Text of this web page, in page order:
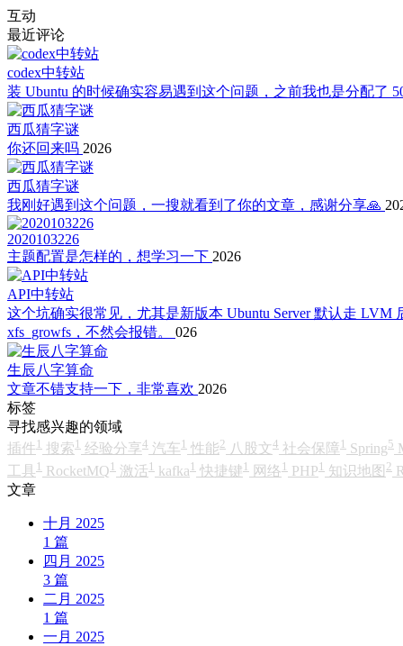
互动
最近评论
codex中转站
装 Ubuntu 的时候确实容易遇到这个问题，之前我也是分配了
西瓜猜字谜
你还回来吗 2026
西瓜猜字谜
我刚好遇到这个问题，一搜就看到了你的文章，感谢分享🙏
2020103226
主题配置是怎样的，想学习一下 2026
API中转站
这个坑确实很常见，尤其是新版本 Ubuntu Server 默认走
xfs_growfs，不然会报错。 026
生辰八字算命
文章不错支持一下，非常喜欢 2026
标签
寻找感兴趣的领域
插件 1 搜索 1 经验分享4 汽车 1 性能2 八股文4 社会保障 1 Spring5
工具 1 RocketMQ 1 激活 1 kafka 1 快捷键 1 网络 1 PHP 1 知识地图 2
文章
十月 2025
1 篇
四月 2025
3 篇
二月 2025
1 篇
一月 2025